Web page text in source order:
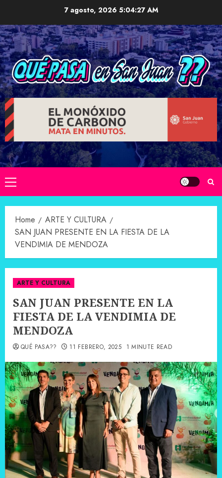
content
7 agosto, 2026 5:04:28 AM
Primary
Menu
Home
ARTE Y CULTURA
SAN JUAN PRESENTE EN LA FIESTA DE LA
VENDIMIA DE MENDOZA
ARTE Y CULTURA
SAN JUAN PRESENTE EN LA
FIESTA DE LA VENDIMIA DE
MENDOZA
QUÉ PASA?? 11 FEBRERO, 2025 1 MINUTE READ